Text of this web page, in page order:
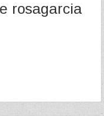
rosagarcia
política energética,